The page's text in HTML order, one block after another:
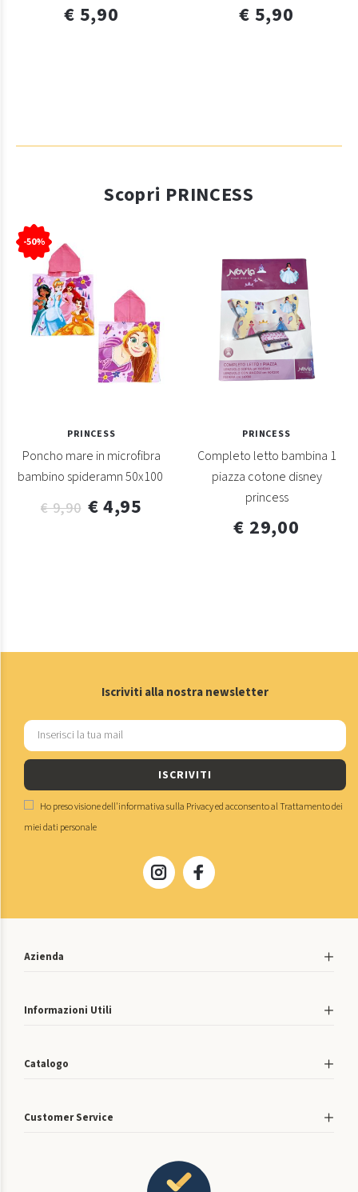
€ 5,90 € 5,90
Scopri PRINCESS
-50%
PRINCESS
Poncho mare in microfibra
bambino spideramn 50x100
€ 9,90 € 4,95
PRINCESS
Completo letto bambina 1
piazza cotone disney
princess
€ 29,00
Iscriviti alla nostra newsletter
ISCRIVITI
Ho preso visione dell'informativa sulla Privacyed acconsento alTrattamento dei
miei dati personale
Azienda
Informazioni Utili
Catalogo
Customer Service